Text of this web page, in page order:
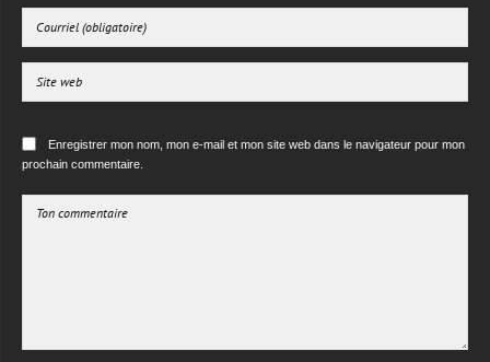
Enregistrer mon nom, mon e-mail et mon site web dans le navigateur pour mon